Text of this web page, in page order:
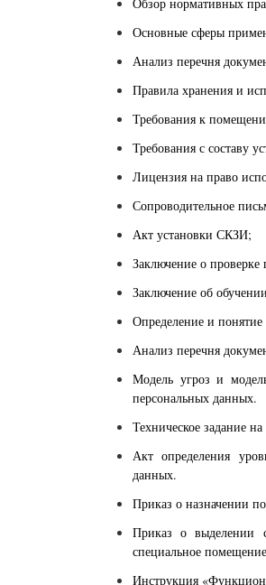
Основные сферы
Анализ перечня
Правила хранения и
Требования к
Требования с составу
Лицензия на право
Сопроводительное
Акт установки СКЗИ;
Заключение о
Заключение об
Определение и
Анализ перечня
Модель угроз и
персональных данных.
Техническое задание
Акт определения
данных.
Приказ о назначении
Приказ о выделении
специальное
Инструкция